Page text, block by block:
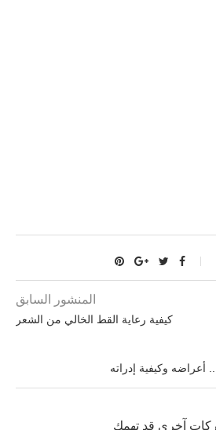
المنشور السابق
كيفية رعاية القط الخالي من الشعر
أعراضه وكيفية إدراته
آخرى قد تهمك